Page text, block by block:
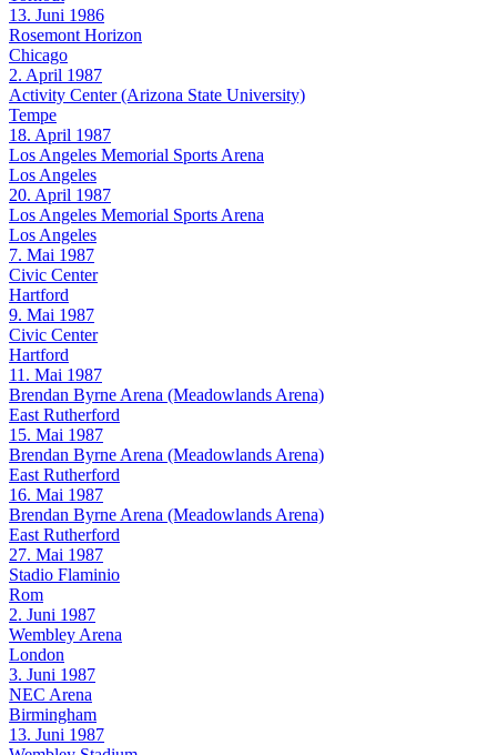
13. Juni 1986
Rosemont Horizon
Chicago
2. April 1987
Activity Center (Arizona State University)
Tempe
18. April 1987
Los Angeles Memorial Sports Arena
Los Angeles
20. April 1987
Los Angeles Memorial Sports Arena
Los Angeles
7. Mai 1987
Civic Center
Hartford
9. Mai 1987
Civic Center
Hartford
11. Mai 1987
Brendan Byrne Arena (Meadowlands Arena)
East Rutherford
15. Mai 1987
Brendan Byrne Arena (Meadowlands Arena)
East Rutherford
16. Mai 1987
Brendan Byrne Arena (Meadowlands Arena)
East Rutherford
27. Mai 1987
Stadio Flaminio
Rom
2. Juni 1987
Wembley Arena
London
3. Juni 1987
NEC Arena
Birmingham
13. Juni 1987